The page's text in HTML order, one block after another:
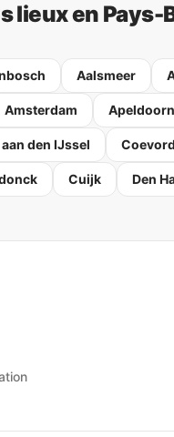
lieux en Pays-
Aalsmeer
Amsterdam Apeldoorn
den IJssel
Cuijk Den